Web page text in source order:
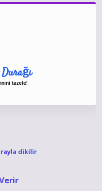
tazele!
dikilir